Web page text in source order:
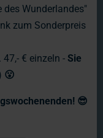
sich dann aber
dass wir schon
Wunderlandes"
zum Sonderpreis
€ einzeln - Sie
😮
😎